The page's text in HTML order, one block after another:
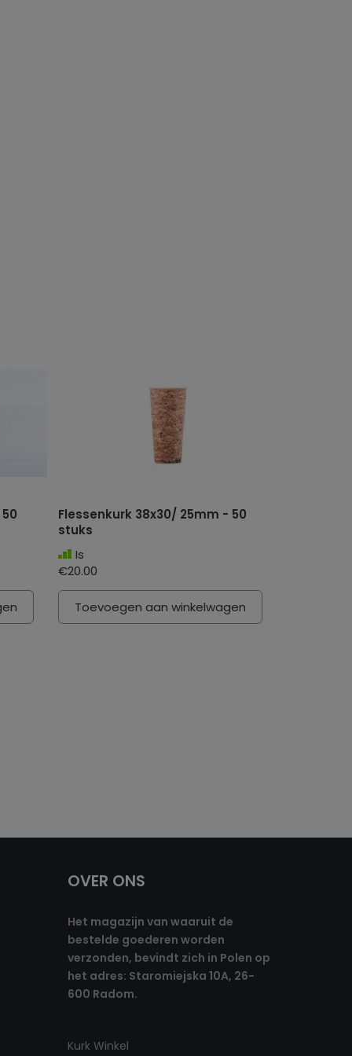
Flessenkurk 38x30/ 25mm - 50
stuks
Is
€20.00
Toevoegen aan winkelwagen
OVER ONS
Het magazijn van waaruit de
bestelde goederen worden
verzonden, bevindt zich in Polen op
het adres: Staromiejska 10A, 26-
600 Radom.
Kurk Winkel